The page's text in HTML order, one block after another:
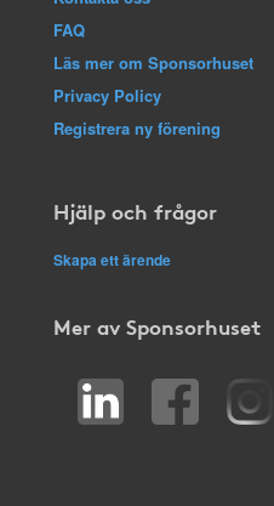
FAQ
Läs mer om Sponsorhuset
Privacy Policy
Registrera ny förening
Hjälp och frågor
Skapa ett ärende
Mer av Sponsorhuset